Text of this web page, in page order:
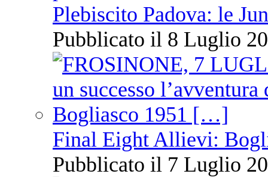
Plebiscito Padova: le
Pubblicato il 8 Luglio
Final Eight Allievi:
Pubblicato il 7 Luglio